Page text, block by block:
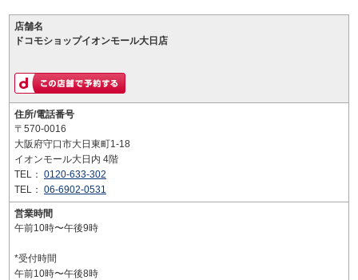
店舗名
ドコモショップイオンモール大日店
住所/電話番号
〒570-0016
大阪府守口市大日東町1-18
イオンモール大日内 4階
TEL： 0120-633-302
TEL： 06-6902-0531
営業時間
午前10時〜午後9時
*受付時間
午前10時〜午後8時